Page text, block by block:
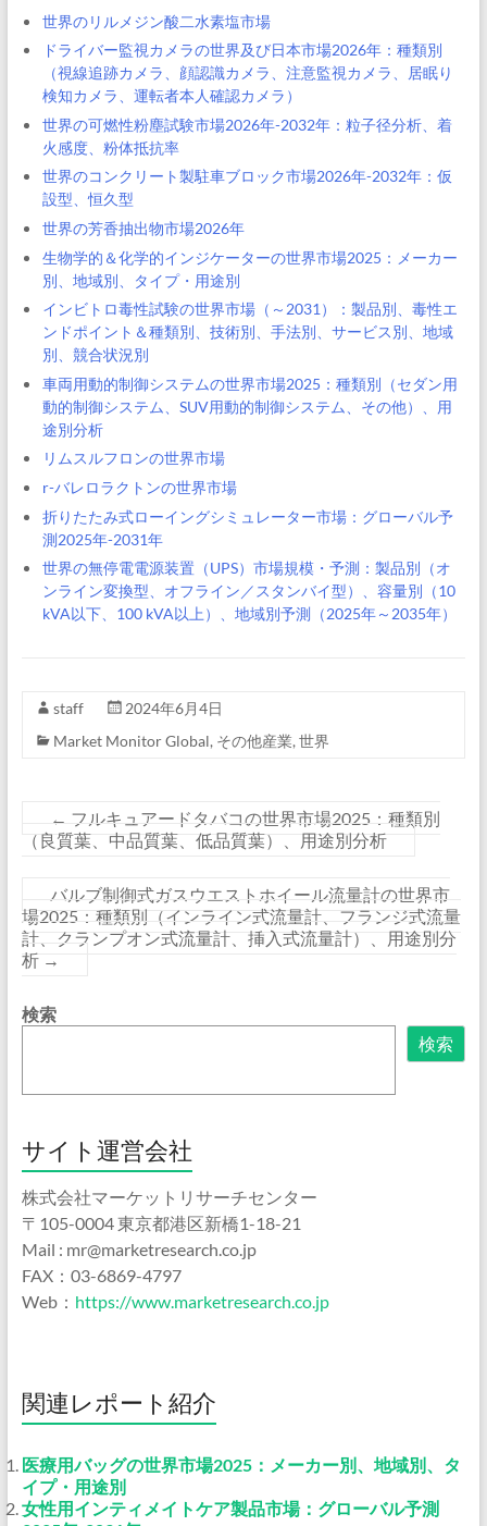
世界のリルメジン酸二水素塩市場
ドライバー監視カメラの世界及び日本市場2026年：種類別
（視線追跡カメラ、顔認識カメラ、注意監視カメラ、居眠り
検知カメラ、運転者本人確認カメラ）
世界の可燃性粉塵試験市場2026年-2032年：粒子径分析、着
火感度、粉体抵抗率
世界のコンクリート製駐車ブロック市場2026年-2032年：仮
設型、恒久型
世界の芳香抽出物市場2026年
生物学的＆化学的インジケーターの世界市場2025：メーカー
別、地域別、タイプ・用途別
インビトロ毒性試験の世界市場（～2031）：製品別、毒性エ
ンドポイント＆種類別、技術別、手法別、サービス別、地域
別、競合状況別
車両用動的制御システムの世界市場2025：種類別（セダン用
動的制御システム、SUV用動的制御システム、その他）、用
途別分析
リムスルフロンの世界市場
r-バレロラクトンの世界市場
折りたたみ式ローイングシミュレーター市場：グローバル予
測2025年-2031年
世界の無停電電源装置（UPS）市場規模・予測：製品別（オ
ンライン変換型、オフライン／スタンバイ型）、容量別（10
kVA以下、100 kVA以上）、地域別予測（2025年～2035年）
staff
2024年6月4日
Market Monitor Global, その他産業, 世界
← フルキュアードタバコの世界市場2025：種類別
（良質葉、中品質葉、低品質葉）、用途別分析
バルブ制御式ガスウエストホイール流量計の世界市
場2025：種類別（インライン式流量計、フランジ式流量
計、クランプオン式流量計、挿入式流量計）、用途別分
析 →
検索
検索
サイト運営会社
株式会社マーケットリサーチセンター
〒105-0004 東京都港区新橋1-18-21
Mail : mr@marketresearch.co.jp
FAX：03-6869-4797
Web： https://www.marketresearch.co.jp
関連レポート紹介
医療用バッグの世界市場2025：メーカー別、地域別、タ
イプ・用途別
女性用インティメイトケア製品市場：グローバル予測